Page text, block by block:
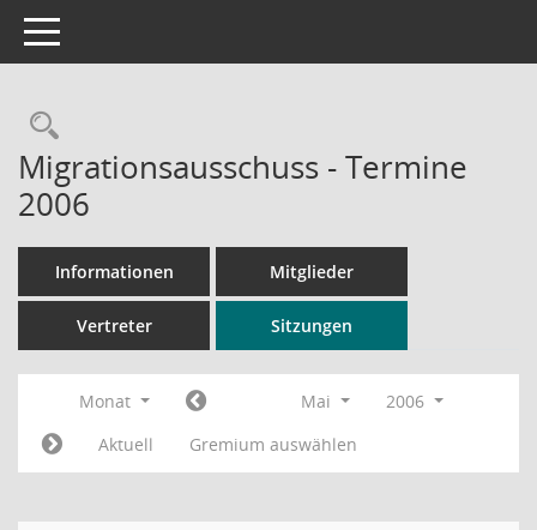
Toggle navigation
Rechercheauswahl
Migrationsausschuss - Termine
2006
Informationen Mitglieder
Vertreter Sitzungen
Monat Mai
2006
Aktuell
Gremium auswählen